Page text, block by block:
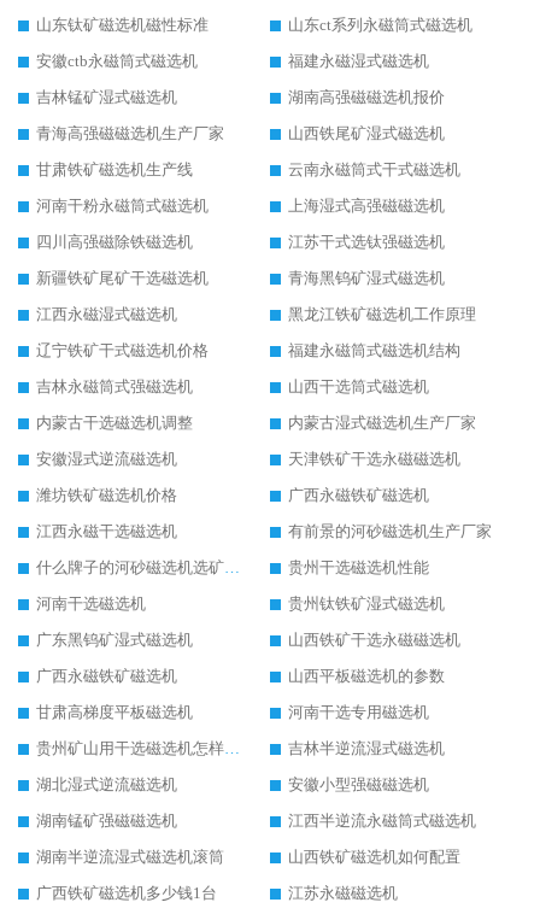
山东钛矿磁选机磁性标准
山东ct系列永磁筒式磁选机
安徽ctb永磁筒式磁选机
福建永磁湿式磁选机
吉林锰矿湿式磁选机
湖南高强磁磁选机报价
青海高强磁磁选机生产厂家
山西铁尾矿湿式磁选机
甘肃铁矿磁选机生产线
云南永磁筒式干式磁选机
河南干粉永磁筒式磁选机
上海湿式高强磁磁选机
四川高强磁除铁磁选机
江苏干式选钛强磁选机
新疆铁矿尾矿干选磁选机
青海黑钨矿湿式磁选机
江西永磁湿式磁选机
黑龙江铁矿磁选机工作原理
辽宁铁矿干式磁选机价格
福建永磁筒式磁选机结构
吉林永磁筒式强磁选机
山西干选筒式磁选机
内蒙古干选磁选机调整
内蒙古湿式磁选机生产厂家
安徽湿式逆流磁选机
天津铁矿干选永磁磁选机
潍坊铁矿磁选机价格
广西永磁铁矿磁选机
江西永磁干选磁选机
有前景的河砂磁选机生产厂家
什么牌子的河砂磁选机选矿效果好
贵州干选磁选机性能
河南干选磁选机
贵州钛铁矿湿式磁选机
广东黑钨矿湿式磁选机
山西铁矿干选永磁磁选机
广西永磁铁矿磁选机
山西平板磁选机的参数
甘肃高梯度平板磁选机
河南干选专用磁选机
贵州矿山用干选磁选机怎样调磁
吉林半逆流湿式磁选机
湖北湿式逆流磁选机
安徽小型强磁磁选机
湖南锰矿强磁磁选机
江西半逆流永磁筒式磁选机
湖南半逆流湿式磁选机滚筒
山西铁矿磁选机如何配置
广西铁矿磁选机多少钱1台
江苏永磁磁选机